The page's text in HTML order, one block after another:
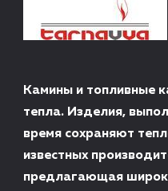
Камины и топливные
тепла. Изделия,
время сохраняют
известных
предлагающая